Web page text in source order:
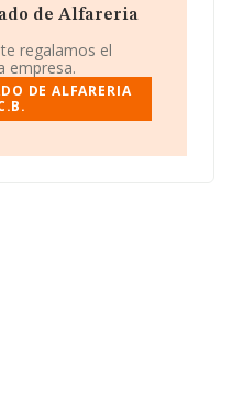
de Alfareria
regalamos el
empresa.
DE ALFARERIA